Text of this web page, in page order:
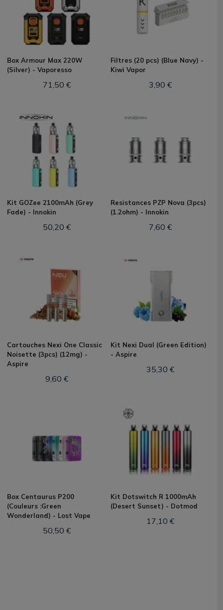
Box Armour Max 220W
(Silver) - Vaporesso
71,50 €
Filtres (20 pcs) (Blue Navy) -
Kiwi Vapor
3,90 €
Kit GOZee 2100mAh (Grey
Fade) - Innokin
50,20 €
Resistances PZP Nova (3pcs)
(1.2ohm) - Innokin
7,60 €
Cartouches Nexi One Classic
Noisette (3pcs) (12mg) -
Aspire
9,60 €
Kit Nexi Dual (Green Edition)
- Aspire
35,30 €
Box Centaurus P200
(Couleurs :Green
Wonderland) - Lost Vape
50,50 €
Kit Dotswitch R 1000mAh
(Desert Sunset) - Dotmod
17,10 €